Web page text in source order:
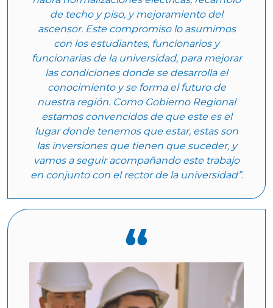
de techo y piso, y mejoramiento del
ascensor. Este compromiso lo asumimos
con los estudiantes, funcionarios y
funcionarias de la universidad, para mejorar
las condiciones donde se desarrolla el
conocimiento y se forma el futuro de
nuestra región. Como Gobierno Regional
estamos convencidos de que este es el
lugar donde tenemos que estar, estas son
las inversiones que tienen que suceder, y
vamos a seguir acompañando este trabajo
en conjunto con el rector de la universidad”.